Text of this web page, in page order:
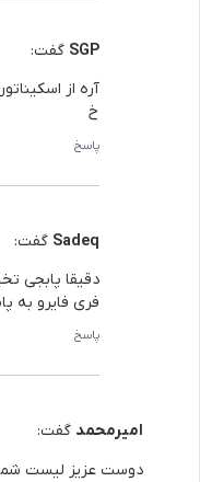
SGP گفت:
آره از
خ
پاسخ
Sadeq گفت:
دقیقا پابجی
فری فایرو به
پاسخ
امیرمحمد گفت:
دوست عزیز لیست